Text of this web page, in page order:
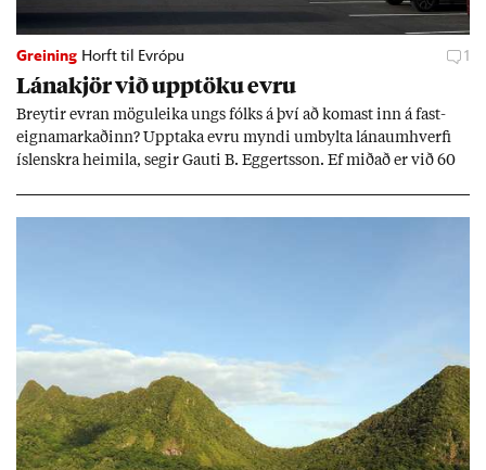
Greining Horft til Evrópu 1
Lána­kjör við upp­töku evru
Breyt­ir evr­an mögu­leika ungs fólks á því að kom­ast inn á fast­
eigna­mark­að­inn? Upp­taka evru myndi um­bylta lánaum­hverfi
ís­lenskra heim­ila, seg­ir Gauti B. Eggerts­son. Ef mið­að er við 60